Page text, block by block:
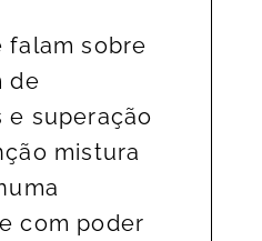
falam sobre
de
e superação
mistura
com poder